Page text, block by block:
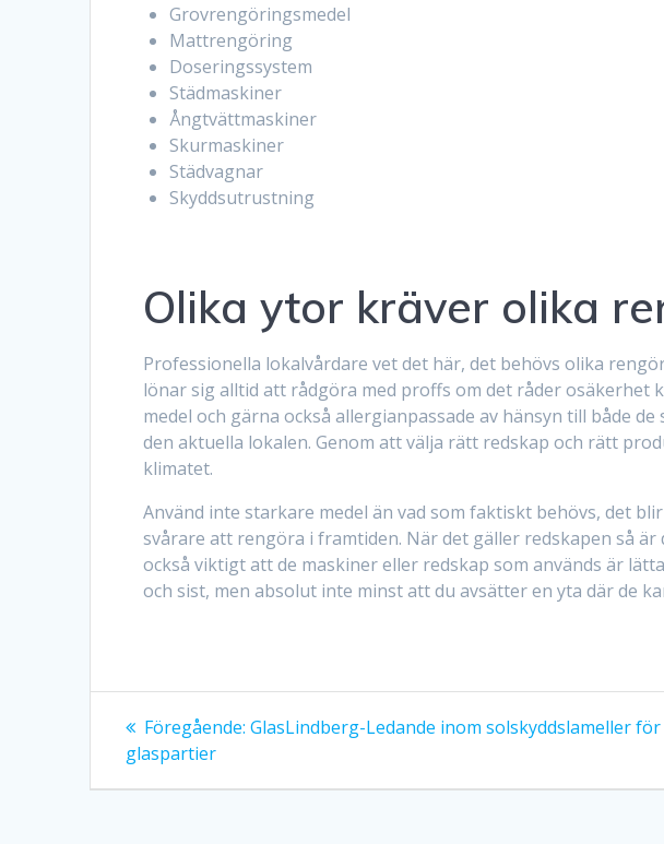
Grovrengöringsmedel
Mattrengöring
Doseringssystem
Städmaskiner
Ångtvättmaskiner
Skurmaskiner
Städvagnar
Skyddsutrustning
Olika ytor kräver olika
Professionella lokalvårdare vet det här, det behövs olika
lönar sig alltid att rådgöra med proffs om det råder osäkerhet
medel och gärna också allergianpassade av hänsyn till både
den aktuella lokalen. Genom att välja rätt redskap och rätt
klimatet.
Använd inte starkare medel än vad som faktiskt behövs, det
svårare att rengöra i framtiden. När det gäller redskapen så
också viktigt att de maskiner eller redskap som används är
och sist, men absolut inte minst att du avsätter en yta där de
Inläggsnavigering
Föregående: Föregående
GlasLindberg-Ledande inom solskyddslameller
glaspartier